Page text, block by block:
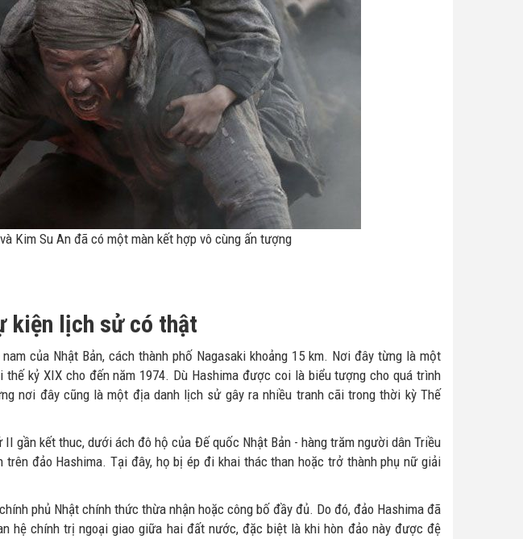
Kim Su An đã có một màn kết hợp vô cùng ấn tượng
kiện lịch sử có thật
của Nhật Bản, cách thành phố Nagasaki khoảng 15 km. Nơi đây từng là một
kỷ XIX cho đến năm 1974. Dù Hashima được coi là biểu tượng cho quá trình
nơi đây cũng là một địa danh lịch sử gây ra nhiều tranh cãi trong thời kỳ Thế
gần kết thuc, dưới ách đô hộ của Đế quốc Nhật Bản - hàng trăm người dân Triều
đảo Hashima. Tại đây, họ bị ép đi khai thác than hoặc trở thành phụ nữ giải
phủ Nhật chính thức thừa nhận hoặc công bố đầy đủ. Do đó, đảo Hashima đã
hệ chính trị ngoại giao giữa hai đất nước, đặc biệt là khi hòn đảo này được đệ